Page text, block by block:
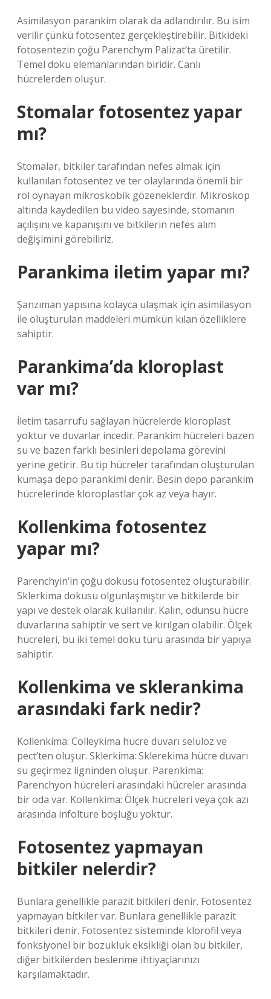
Asimilasyon parankim olarak da adlandırılır. Bu isim
verilir çünkü fotosentez gerçekleştirebilir. Bitkideki
fotosentezin çoğu Parenchym Palizat’ta üretilir.
Temel doku elemanlarından biridir. Canlı
hücrelerden oluşur.
Stomalar fotosentez yapar
mı?
Stomalar, bitkiler tarafından nefes almak için
kullanılan fotosentez ve ter olaylarında önemli bir
rol oynayan mikroskobik gözeneklerdir. Mikroskop
altında kaydedilen bu video sayesinde, stomanın
açılışını ve kapanışını ve bitkilerin nefes alım
değişimini görebiliriz.
Parankima iletim yapar mı?
Şanzıman yapısına kolayca ulaşmak için asimilasyon
ile oluşturulan maddeleri mümkün kılan özelliklere
sahiptir.
Parankima’da kloroplast
var mı?
İletim tasarrufu sağlayan hücrelerde kloroplast
yoktur ve duvarlar incedir. Parankim hücreleri bazen
su ve bazen farklı besinleri depolama görevini
yerine getirir. Bu tip hücreler tarafından oluşturulan
kumaşa depo parankimi denir. Besin depo parankim
hücrelerinde kloroplastlar çok az veya hayır.
Kollenkima fotosentez
yapar mı?
Parenchyin’in çoğu dokusu fotosentez oluşturabilir.
Sklerkima dokusu olgunlaşmıştır ve bitkilerde bir
yapı ve destek olarak kullanılır. Kalın, odunsu hücre
duvarlarına sahiptir ve sert ve kırılgan olabilir. Ölçek
hücreleri, bu iki temel doku türü arasında bir yapıya
sahiptir.
Kollenkima ve sklerankima
arasındaki fark nedir?
Kollenkima: Colleykima hücre duvarı selüloz ve
pect’ten oluşur. Sklerkima: Sklerekima hücre duvarı
su geçirmez ligninden oluşur. Parenkima:
Parenchyon hücreleri arasındaki hücreler arasında
bir oda var. Kollenkima: Ölçek hücreleri veya çok azı
arasında infolture boşluğu yoktur.
Fotosentez yapmayan
bitkiler nelerdir?
Bunlara genellikle parazit bitkileri denir. Fotosentez
yapmayan bitkiler var. Bunlara genellikle parazit
bitkileri denir. Fotosentez sisteminde klorofil veya
fonksiyonel bir bozukluk eksikliği olan bu bitkiler,
diğer bitkilerden beslenme ihtiyaçlarınızı
karşılamaktadır.